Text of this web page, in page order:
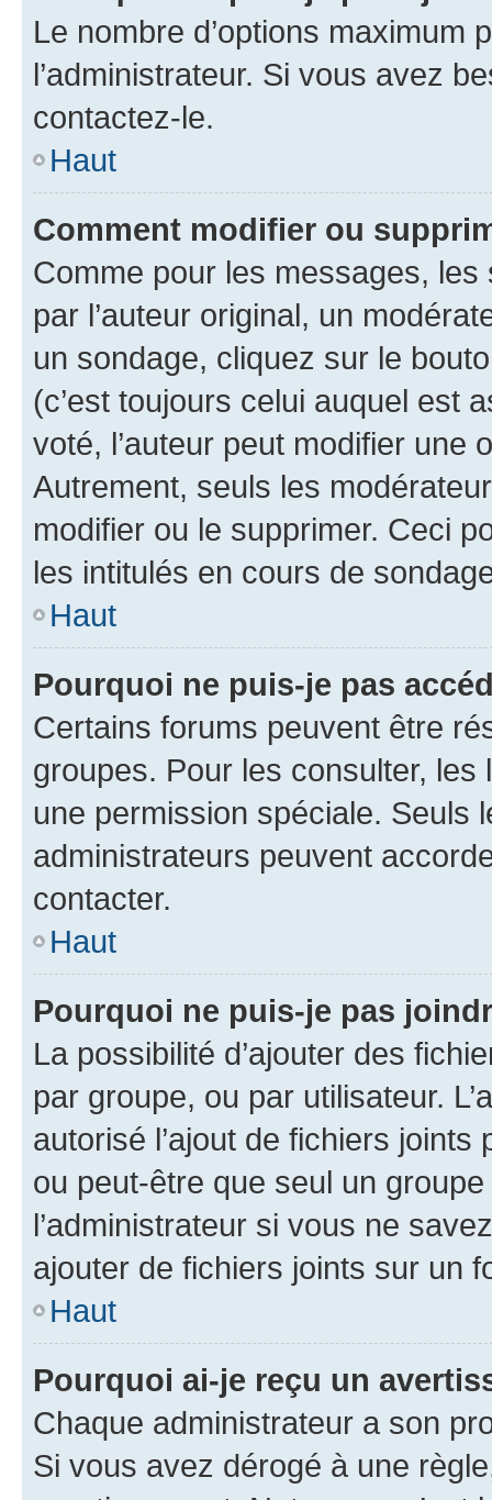
Le nombre d’options maximum
l’administrateur. Si vous avez
contactez-le.
Haut
Comment modifier ou
Comme pour les messages,
par l’auteur original, un
un sondage, cliquez sur le
(c’est toujours celui auquel est
voté, l’auteur peut modifier une
Autrement, seuls les
modifier ou le supprimer. Ceci
les intitulés en cours de
Haut
Pourquoi ne puis-je pas
Certains forums peuvent être
groupes. Pour les consulter,
une permission spéciale. Seuls
administrateurs peuvent
contacter.
Haut
Pourquoi ne puis-je pas
La possibilité d’ajouter des
par groupe, ou par utilisateur.
autorisé l’ajout de fichiers
ou peut-être que seul un
l’administrateur si vous ne
ajouter de fichiers joints sur un
Haut
Pourquoi ai-je reçu un
Chaque administrateur a son
Si vous avez dérogé à une